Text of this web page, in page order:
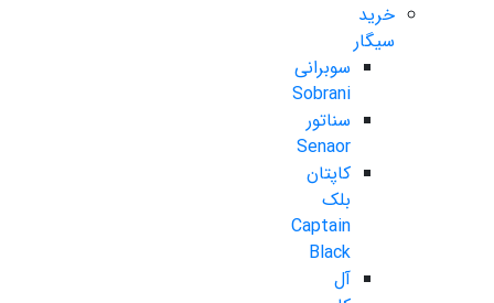
خرید
سیگار
سوبرانی
Sobrani
سناتور
Senaor
کاپتان
بلک
Captain
Black
آل